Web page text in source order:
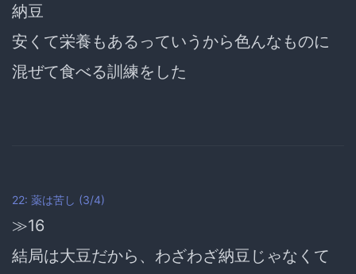
納豆
安くて栄養もあるっていうから色んなものに
混ぜて食べる訓練をした
22: 薬は苦し (3/4)
≫16
結局は大豆だから、わざわざ納豆じゃなくて